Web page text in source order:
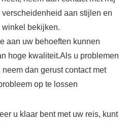
aan stijlen en
winkel bekijken.
aan uw behoeften kunnen
hoge kwaliteit.Als u problemen
dan gerust contact met
op te lossen
u klaar bent met uw reis, kunt